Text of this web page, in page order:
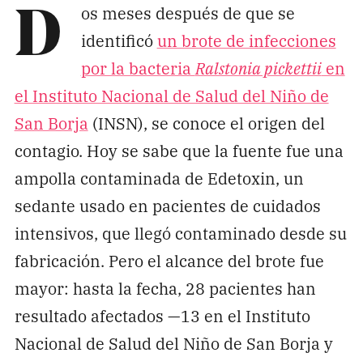
SÍGUENOS
D
os meses después de que se
identificóun brote de infecciones
por la bacteriaRalstonia pickettiien
el Instituto Nacional de Salud del Niño de
San Borja (INSN), se conoce el origen del
contagio. Hoy se sabe que la fuente fue una
ampolla contaminada de Edetoxin, un
sedante usado en pacientes de cuidados
intensivos, que llegó contaminado desde su
fabricación. Pero el alcance del brote fue
mayor: hasta la fecha, 28 pacientes han
resultado afectados —13 en el Instituto
Nacional de Salud del Niño de San Borja y